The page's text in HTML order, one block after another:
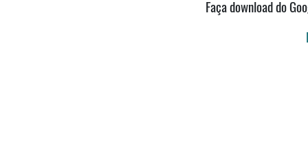
Faça download do